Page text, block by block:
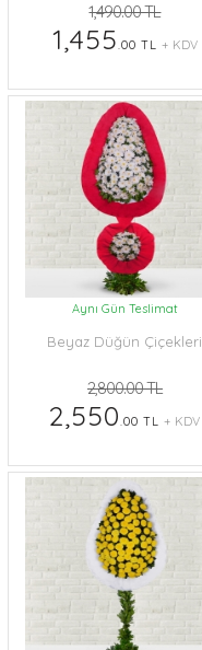
1,490.00 TL
1,455.00 TL + KDV
Aynı Gün Teslimat
Beyaz Düğün Çiçekleri
2,800.00 TL
2,550.00 TL+ KDV